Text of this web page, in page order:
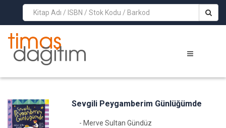
>
Sevgili Peygamberim Günlüğümde
- Merve Sultan Gündüz